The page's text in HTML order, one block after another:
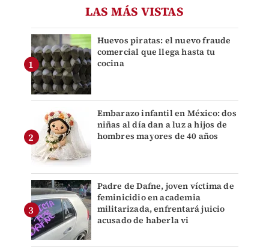
LAS MÁS VISTAS
Huevos piratas: el nuevo fraude
comercial que llega hasta tu
cocina
Embarazo infantil en México: dos
niñas al día dan a luz a hijos de
hombres mayores de 40 años
Padre de Dafne, joven víctima de
feminicidio en academia
militarizada, enfrentará juicio
acusado de haberla vi